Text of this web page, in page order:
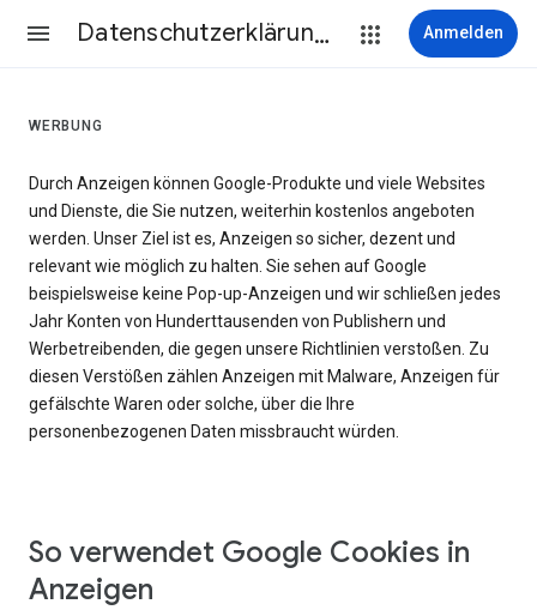
Datenschutzerklärung & Nutzungsbedingungen Anmelden
WERBUNG
Durch Anzeigen können Google-Produkte und viele Websites
und Dienste, die Sie nutzen, weiterhin kostenlos angeboten
werden. Unser Ziel ist es, Anzeigen so sicher, dezent und
relevant wie möglich zu halten. Sie sehen auf Google
beispielsweise keine Pop-up-Anzeigen und wir schließen jedes
Jahr Konten von Hunderttausenden von Publishern und
Werbetreibenden, die gegen unsere Richtlinien verstoßen. Zu
diesen Verstößen zählen Anzeigen mit Malware, Anzeigen für
gefälschte Waren oder solche, über die Ihre
personenbezogenen Daten missbraucht würden.
So verwendet Google Cookies in
Anzeigen